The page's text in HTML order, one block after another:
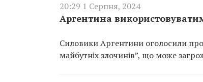
20:29 1 Серпня, 2024
Аргентина
Силовики Аргентини оголосили
майбутніх злочинів”, що може